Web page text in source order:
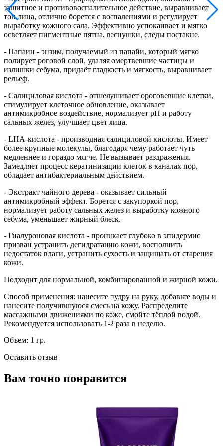
защитное и противовоспалительное действие, выравнивает
тон лица, отлично борется с воспалениями и регулирует
выработку кожного сала. Эффективно успокаивает и мягко
осветляет пигментные пятна, веснушки, следы постакне.
- Папаин - энзим, получаемый из папайи, который мягко
полирует роговой слой, удаляя омертвевшие частицы и
излишки себума, придаёт гладкость и мягкость, выравнивает
рельеф.
- Салициловая кислота - отшелушивает ороговевшие клетки,
стимулирует клеточное обновление, оказывает
антимикробное воздействие, нормализует pH и работу
сальных желез, улучшает цвет лица.
- LHA-кислота - производная салициловой кислоты. Имеет
более крупные молекулы, благодаря чему работает чуть
медленнее и гораздо мягче. Не вызывает раздражения.
Замедляет процесс кератинизации клеток в каналах пор,
обладает антибактериальным действием.
- Экстракт чайного дерева - оказывает сильный
антимикробный эффект. Борется с закупоркой пор,
нормализует работу сальных желез и выработку кожного
себума, уменьшает жирный блеск.
- Гиалуроновая кислота - проникает глубоко в эпидермис
призван устранить дегидратацию кожи, восполнить
недостаток влаги, устранить сухость и защищать от старения
кожи.
Подходит для нормальной, комбинированной и жирной кожи.
Способ применения: нанесите пудру на руку, добавьте воды и
нанесите получившуюся смесь на кожу. Распределите
массажными движениями по коже, смойте тёплой водой.
Рекомендуется использовать 1-2 раза в неделю.
Объем: 1 гр.
Оставить отзыв
Вам точно понравится